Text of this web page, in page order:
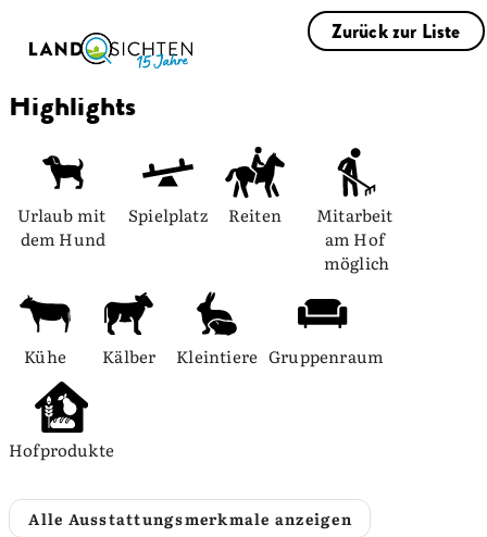
Zurück zur Liste
Highlights
Urlaub mit
dem Hund
Spielplatz Reiten
Mitarbeit
am Hof
möglich
Kühe Kälber Kleintiere Gruppenraum
Hofprodukte
Alle Ausstattungsmerkmale anzeigen